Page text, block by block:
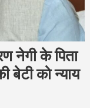
नेगी के पिता
बेटी को न्याय